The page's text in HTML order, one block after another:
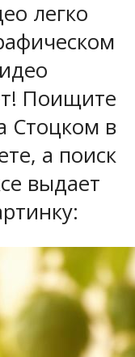
легко
Поищите
Стоцком в
а поиск
выдает